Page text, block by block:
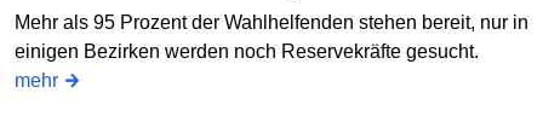
Mehr als 95 Prozent der Wahlhelfenden stehen bereit, nur in
einigen Bezirken werden noch Reservekräfte gesucht.
mehr